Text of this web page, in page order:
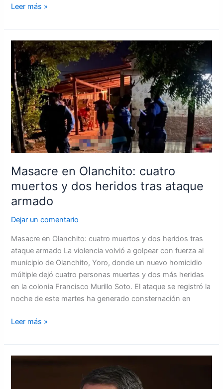
Leer más »
Masacre en Olanchito: cuatro
muertos y dos heridos tras ataque
armado
Dejar un comentario
Masacre en Olanchito: cuatro muertos y dos heridos tras
ataque armado La violencia volvió a golpear con fuerza al
municipio de Olanchito, Yoro, donde un nuevo homicidio
múltiple dejó cuatro personas muertas y dos más heridas
en la colonia Francisco Murillo Soto. El ataque se registró la
noche de este martes ha generado consternación en
Masacre
en
Olanchito:
cuatro
muertos
y
dos
heridos
tras
ataque
armado
Leer más »
Expresidente